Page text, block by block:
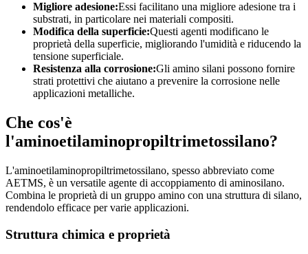
Migliore adesione:Essi facilitano una migliore adesione tra i
substrati, in particolare nei materiali compositi.
Modifica della superficie:Questi agenti modificano le
proprietà della superficie, migliorando l'umidità e riducendo la
tensione superficiale.
Resistenza alla corrosione:Gli amino silani possono fornire
strati protettivi che aiutano a prevenire la corrosione nelle
applicazioni metalliche.
Che cos'è
l'aminoetilaminopropiltrimetossilano?
L'aminoetilaminopropiltrimetossilano, spesso abbreviato come
AETMS, è un versatile agente di accoppiamento di aminosilano.
Combina le proprietà di un gruppo amino con una struttura di silano,
rendendolo efficace per varie applicazioni.
Struttura chimica e proprietà